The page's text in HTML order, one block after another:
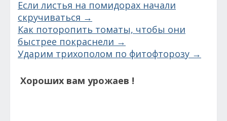
Если листья на помидорах начали
скручиваться →
Как поторопить томаты, чтобы они
быстрее покраснели →
Ударим трихополом по фитофторозу →
Хороших вам урожаев !